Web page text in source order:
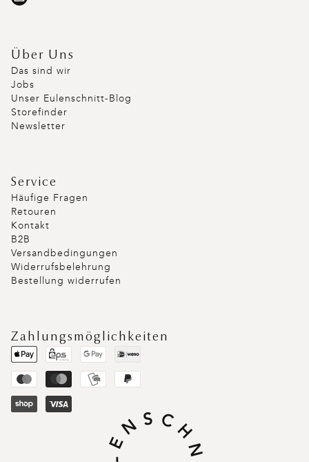
Über Uns
Das sind wir
Jobs
Unser Eulenschnitt-Blog
Storefinder
Newsletter
Service
Häufige Fragen
Retouren
Kontakt
B2B
Versandbedingungen
Widerrufsbelehrung
Bestellung widerrufen
Zahlungsmöglichkeiten